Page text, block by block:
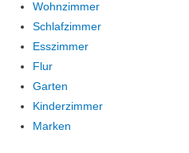
Wohnzimmer
Schlafzimmer
Esszimmer
Flur
Garten
Kinderzimmer
Marken